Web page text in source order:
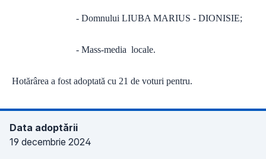
- Domnului LIUBA MARIUS - DIONISIE;
- Mass-media locale.
Hotărârea a fost adoptată cu 21 de voturi pentru.
Data adoptării
19 decembrie 2024